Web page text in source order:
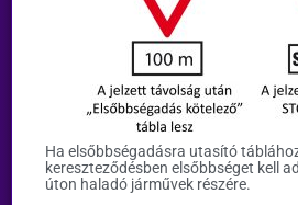
Ha elsőbbségadásra utasító
kereszteződésben elsőbbséget kell
úton haladó járművek részére.